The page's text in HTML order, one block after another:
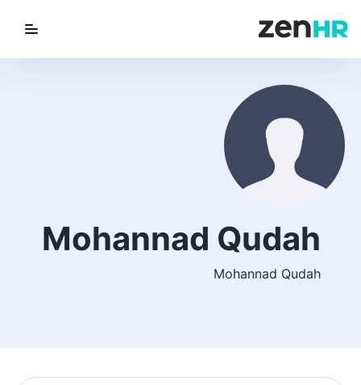
Mohannad Qudah
Mohannad Qudah